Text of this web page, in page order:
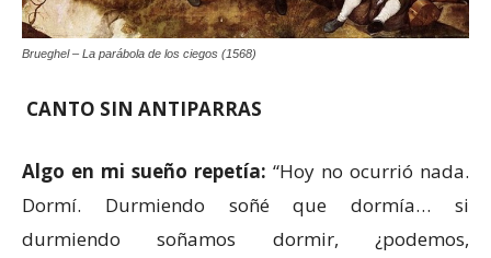
Brueghel – La parábola de los ciegos (1568)
CANTO SIN ANTIPARRAS
Algo en mi sueño repetía: “Hoy no ocurrió nada.
Dormí. Durmiendo soñé que dormía… si
durmiendo soñamos dormir, ¿podemos,